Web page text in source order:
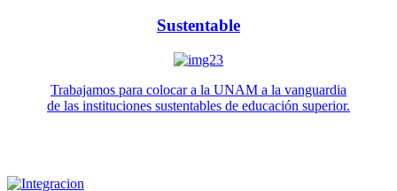
Sustentable
Trabajamos para colocar a la UNAM a la vanguardia
de las instituciones sustentables de educación superior.